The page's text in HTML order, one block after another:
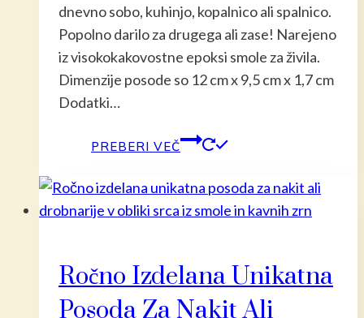
dnevno sobo, kuhinjo, kopalnico ali spalnico.
Popolno darilo za drugega ali zase! Narejeno
iz visokokakovostne epoksi smole za živila.
Dimenzije posode so 12 cm x 9,5 cm x 1,7 cm
Dodatki…
PREBERI VEČ
Ročno Izdelana Unikatna
Posoda Za Nakit Ali